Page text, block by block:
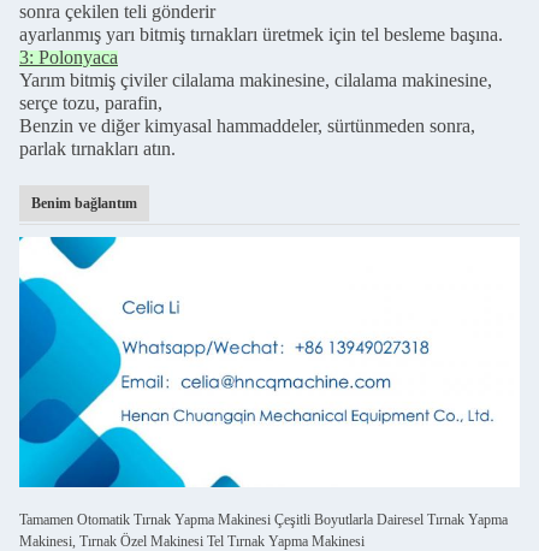
sonra çekilen teli gönderir
ayarlanmış yarı bitmiş tırnakları üretmek için tel besleme başına.
3: Polonyaca
Yarım bitmiş çiviler cilalama makinesine, cilalama makinesine,
serçe tozu, parafin,
Benzin ve diğer kimyasal hammaddeler, sürtünmeden sonra,
parlak tırnakları atın.
Benim bağlantım
Tamamen Otomatik Tırnak Yapma Makinesi Çeşitli Boyutlarla Dairesel Tırnak Yapma
Makinesi, Tırnak Özel Makinesi Tel Tırnak Yapma Makinesi